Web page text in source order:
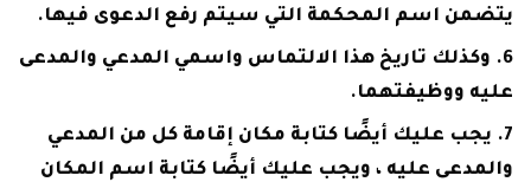
يتضمن اسم المحكمة التي سيتم رفع الدعوى فيها.
وكذلك تاريخ هذا الالتماس واسمي المدعي والمدعى
عليه ووظيفتهما.
يجب عليك أيضًا كتابة مكان إقامة كل من المدعي
والمدعى عليه ، ويجب عليك أيضًا كتابة اسم المكان